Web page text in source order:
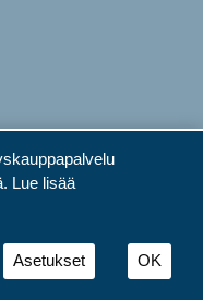
Lue lisää
Asetukset OK